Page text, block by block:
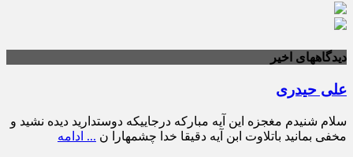
دیدگاههای اخیر
علی حیدری
سلام شنیدم مغجزه این آیه مبارکه درجاییکه دوستدارید دیده نشید و
مخفی بمانید باتلاوت ابن آیه دقیقا خدا چشمهارا ن ... ادامه